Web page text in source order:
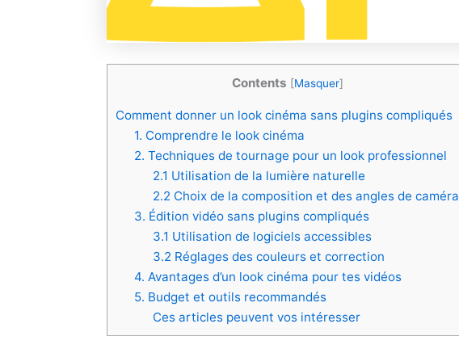
Contents [Masquer]
Comment donner un look cinéma sans plugins compliqués
1. Comprendre le look cinéma
2. Techniques de tournage pour un look professionnel
2.1 Utilisation de la lumière naturelle
2.2 Choix de la composition et des angles de caméra
3. Édition vidéo sans plugins compliqués
3.1 Utilisation de logiciels accessibles
3.2 Réglages des couleurs et correction
4. Avantages d’un look cinéma pour tes vidéos
5. Budget et outils recommandés
Ces articles peuvent vos intéresser